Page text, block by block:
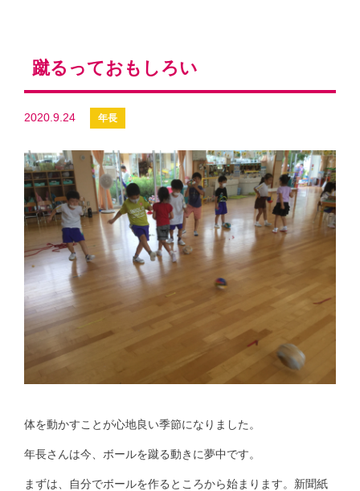
蹴るっておもしろい
2020.9.24
体を動かすことが心地良い季節になりました。
年長さんは今、ボールを蹴る動きに夢中です。
まずは、自分でボールを作るところから始まります。新聞紙